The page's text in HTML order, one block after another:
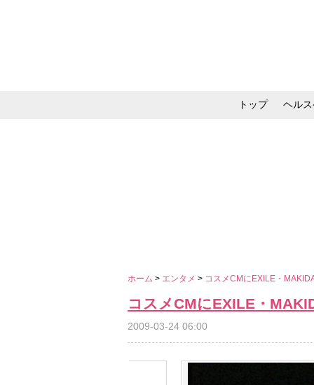
トップ ヘル
ホーム > エンタメ > コスメCMにEXILE・
コスメCMにEXILE・
2009-03-24 06:00